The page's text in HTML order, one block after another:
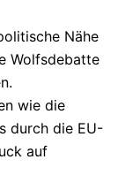
Nähe
Wolfsdebatte
wie die
durch die EU-
auf